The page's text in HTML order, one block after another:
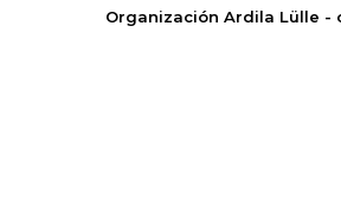
Organización Ardila Lülle -